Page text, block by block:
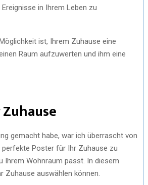
in Ihrem Leben zu
ist, Ihrem Zuhause eine
Raum aufzuwerten und ihm eine
gemacht habe, war ich überrascht von
perfekte Poster für Ihr Zuhause zu
Ihrem Wohnraum passt. In diesem
auswählen können.